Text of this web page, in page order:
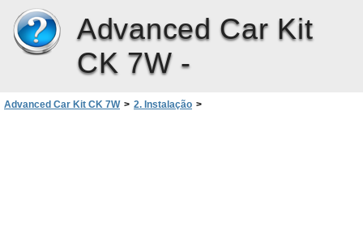
Advanced Car Kit
CK 7W -
Advanced Car Kit CK 7W > 2. Instalação >